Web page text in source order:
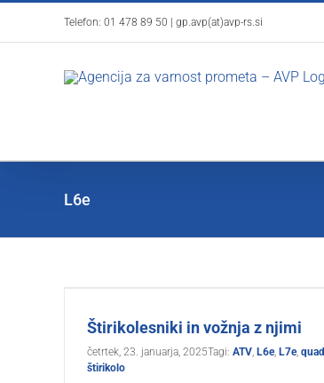
Telefon: 01 478 89 50 gp.avp(at)avp-rs.si
L6e
Štirikolesniki in vožnja z njimi
četrtek, 23. januarja, 2025Tagi: ATV, L6e, L7e, quad
štirikolo